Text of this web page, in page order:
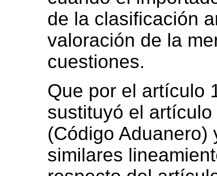
de la clasificación
valoración de la
cuestiones.
Que por el artículo
sustituyó el
(Código Aduanero)
similares